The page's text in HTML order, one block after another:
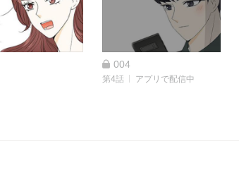
004
第4話 アプリで配信中